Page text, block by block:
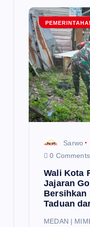
Sarwo
0 Comments
Wali Kota
Jajaran
Bersihkan
Taduan
MEDAN |